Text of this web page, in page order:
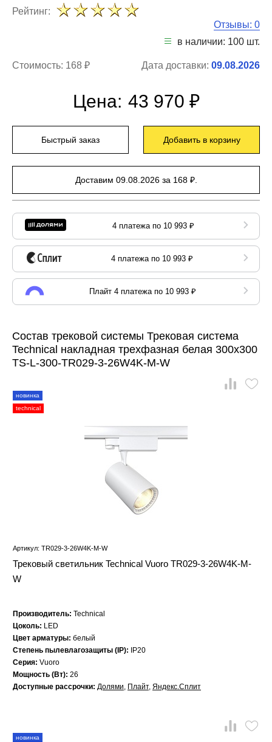
Рейтинг:
Отзывы: 0
в наличии: 100 шт.
Стоимость: 168 ₽ Дата доставки: 09.08.2026
Цена: 43 970 ₽
Быстрый заказ Добавить в корзину
Доставим 09.08.2026 за 168 ₽.
4 платежа по 10 993 ₽
4 платежа по 10 993 ₽
Плайт 4 платежа по 10 993 ₽
Состав трековой системы Трековая система
Technical накладная трехфазная белая 300x300
TS-L-300-TR029-3-26W4K-M-W
новинка
technical
Артикул: TR029-3-26W4K-M-W
Трековый светильник Technical Vuoro TR029-3-26W4K-M-
W
Производитель: Technical
Цоколь: LED
Цвет арматуры: белый
Степень пылевлагозащиты (IP):
IP20
Серия: Vuoro
Мощность (Вт): 26
Доступные рассрочки: Долями, Плайт, Яндекс.Сплит
новинка